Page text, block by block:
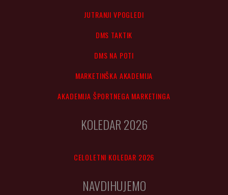
JUTRANJI VPOGLEDI
DMS TAKTIK
DMS NA POTI
MARKETINŠKA AKADEMIJA
AKADEMIJA ŠPORTNEGA MARKETINGA
KOLEDAR 2026
CELOLETNI KOLEDAR 2026
NAVDIHUJEMO